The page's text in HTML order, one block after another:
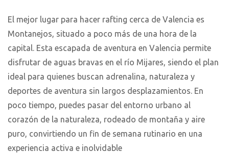
El mejor lugar para hacer rafting cerca de Valencia es
Montanejos, situado a poco más de una hora de la
capital. Esta escapada de aventura en Valencia permite
disfrutar de aguas bravas en el río Mijares, siendo el plan
ideal para quienes buscan adrenalina, naturaleza y
deportes de aventura sin largos desplazamientos. En
poco tiempo, puedes pasar del entorno urbano al
corazón de la naturaleza, rodeado de montaña y aire
puro, convirtiendo un fin de semana rutinario en una
experiencia activa e inolvidable